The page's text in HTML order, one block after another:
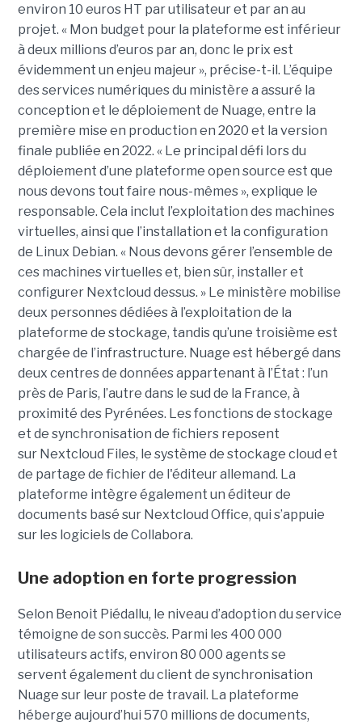
environ 10 euros HT par utilisateur et par an au
projet. « Mon budget pour la plateforme est inférieur
à deux millions d’euros par an, donc le prix est
évidemment un enjeu majeur », précise-t-il. L’équipe
des services numériques du ministère a assuré la
conception et le déploiement de Nuage, entre la
première mise en production en 2020 et la version
finale publiée en 2022. « Le principal défi lors du
déploiement d’une plateforme open source est que
nous devons tout faire nous-mêmes », explique le
responsable. Cela inclut l’exploitation des machines
virtuelles, ainsi que l’installation et la configuration
de Linux Debian. « Nous devons gérer l’ensemble de
ces machines virtuelles et, bien sûr, installer et
configurer Nextcloud dessus. » Le ministère mobilise
deux personnes dédiées à l’exploitation de la
plateforme de stockage, tandis qu’une troisième est
chargée de l’infrastructure. Nuage est hébergé dans
deux centres de données appartenant à l’État : l’un
près de Paris, l’autre dans le sud de la France, à
proximité des Pyrénées. Les fonctions de stockage
et de synchronisation de fichiers reposent
sur Nextcloud Files, le système de stockage cloud et
de partage de fichier de l'éditeur allemand. La
plateforme intègre également un éditeur de
documents basé sur Nextcloud Office, qui s’appuie
sur les logiciels de Collabora.
Une adoption en forte progression
Selon Benoit Piédallu, le niveau d’adoption du service
témoigne de son succès. Parmi les 400 000
utilisateurs actifs, environ 80 000 agents se
servent également du client de synchronisation
Nuage sur leur poste de travail. La plateforme
héberge aujourd’hui 570 millions de documents,